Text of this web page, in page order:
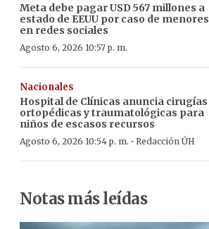
Meta debe pagar USD 567 millones a
estado de EEUU por caso de menores
en redes sociales
Agosto 6, 2026 10:57 p. m.
Nacionales
Hospital de Clínicas anuncia cirugías
ortopédicas y traumatológicas para
niños de escasos recursos
Agosto 6, 2026 10:54 p. m. · Redacción ÚH
Notas más leídas